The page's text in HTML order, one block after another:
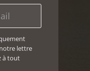
lettre
à tout